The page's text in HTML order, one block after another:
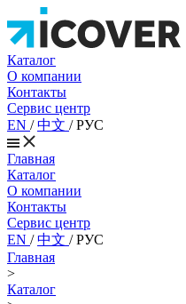
Каталог
О компании
Контакты
Сервис центр
EN /中文 /РУС
Главная
Каталог
О компании
Контакты
Сервис центр
EN /中文 /РУС
Главная
>
Каталог